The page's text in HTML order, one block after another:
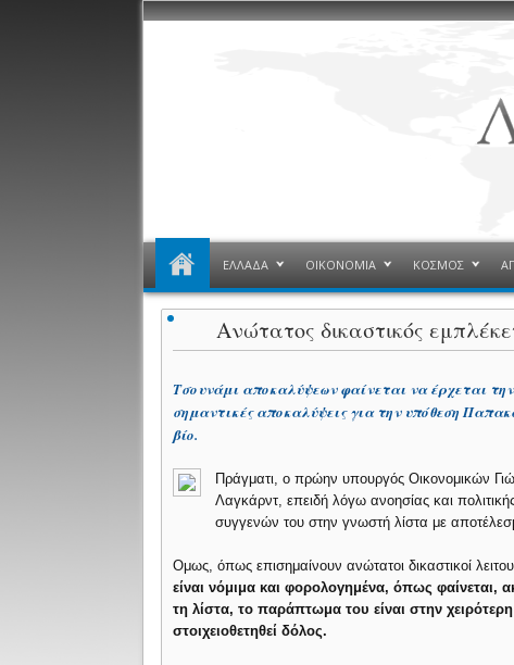
ΕΛΛΑΔΑ ΟΙΚΟΝΟΜΙΑ ΚΟΣΜΟΣ
Ανώτατος δικαστικός
Tσουνάμι αποκαλύψεων φαίνεται να έρχεται
σημαντικές αποκαλύψεις για την υπόθεση
βίο.
Πράγματι, ο πρώην υπουργός Οικονομικών
Λαγκάρντ, επειδή λόγω ανοησίας και
συγγενών του στην γνωστή λίστα με
Ομως, όπως επισημαίνουν ανώτατοι δικαστικοί
είναι νόμιμα και φορολογημένα, όπως φαίνεται,
τη λίστα, το παράπτωμα του είναι στην
στοιχειοθετηθεί δόλος.